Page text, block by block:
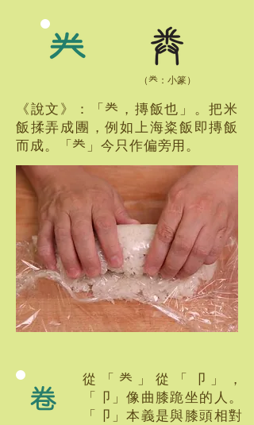
​（龹：小篆）
《說文》：「龹，摶飯也」。把米
飯揉弄成團，例如上海粢飯即摶飯
而成。「龹」今只作偏旁用。
卷
從「龹」從「卩」，
「卩」像曲膝跪坐的人。
「卩」本義是與膝頭相對